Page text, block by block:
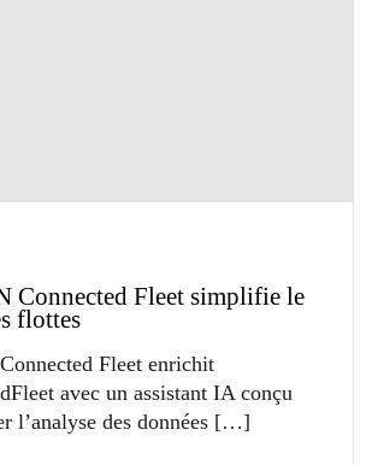
Connected Fleet simplifie le
flottes
Fleet enrichit
avec un assistant IA conçu
l’analyse des données